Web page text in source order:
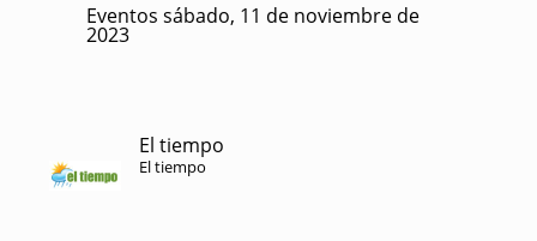
Eventos sábado, 11 de noviembre de
2023
El tiempo
El tiempo